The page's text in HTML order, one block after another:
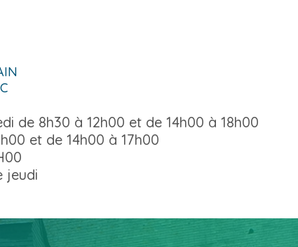
de 8h30 à 12h00 et de 14h00 à 18h00
et de 14h00 à 17h00
jeudi